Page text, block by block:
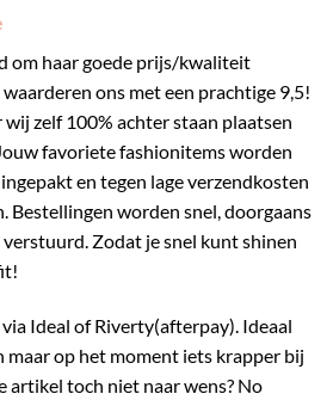
om haar goede prijs/kwaliteit
ons met een prachtige 9,5!
zelf 100% achter staan plaatsen
favoriete fashionitems worden
en tegen lage verzendkosten
Bestellingen worden snel, doorgaans
Zodat je snel kunt shinen
Ideal of Riverty(afterpay). Ideaal
maar op het moment iets krapper bij
artikel toch niet naar wens? No